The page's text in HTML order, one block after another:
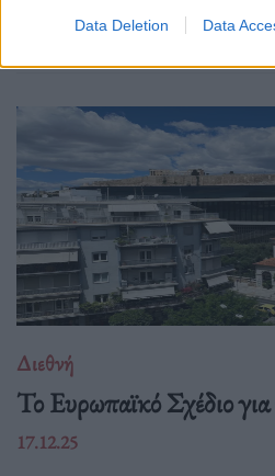
Data Deletion Data
πιο δυνατή, πιο παρούσα Ευ
Διεθνή
Το Ευρωπαϊκό Σχέδιο
17.12.25